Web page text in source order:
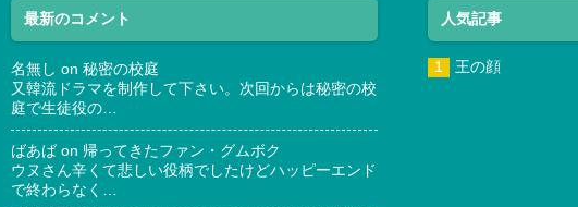
最新のコメント
名無し on 秘密の校庭
又韓流ドラマを制作して下さい。次回からは秘密の校
庭で生徒役の…
ばあば on 帰ってきたファン・グムボク
ウヌさん辛くて悲しい役柄でしたけどハッピーエンド
で終わらなく…
人気記事
王の顔